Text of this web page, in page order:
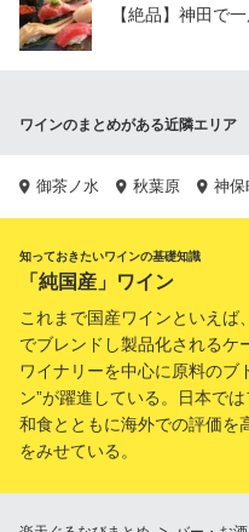
【絶品】神田で
ワインのまとめがある近隣エリア
御茶ノ水 秋葉原 神保
知っておきたいワインの基礎知識
「純国産」ワイン
これまで国産ワインといえば
でブレンドし製品化されるケ
ワイナリーを中心に原料のブ
ン”が躍進している。日本で
和食とともに海外での評価を
をみせている。